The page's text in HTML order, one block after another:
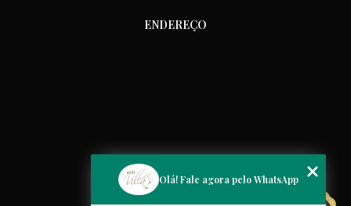
ENDEREÇO
MENU
Home
Olá! Fale agora pelo WhatsApp